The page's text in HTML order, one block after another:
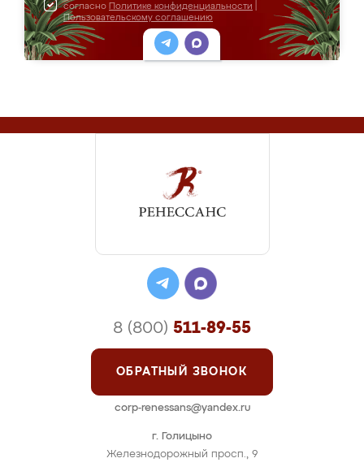
согласно Политике конфиденциальности
Пользовательскому соглашению
г. Голицыно
Железнодорожный просп., 9
8 (800) 511-89-55
ОБРАТНЫЙ ЗВОНОК
corp-renessans@yandex.ru